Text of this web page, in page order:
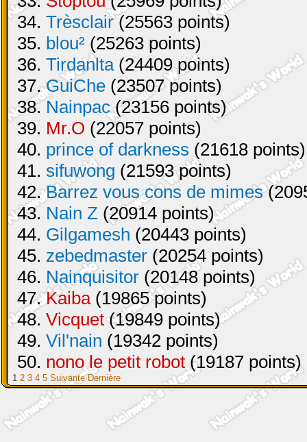
34. Trèsclair(25563 points)
35. blou² (25263 points)
36. Tirdanlta(24409 points)
37.GuiChe (23507 points)
38. Nainpac(23156 points)
39. Mr.O (22057 points)
40. prince of darkness (21618 points)
41. sifuwong (21593 points)
42.Barrez vous cons de mimes
43. Nain Z (20914 points)
44. Gilgamesh (20443 points)
45. zebedmaster (20254 points)
46. Nainquisitor (20148 points)
47.Kaiba(19865 points)
48. Vicquet(19849 points)
49. Vil'nain (19342 points)
50. nono le petit robot(19187 points)
1 2 3 4 5 Suivante Dernière